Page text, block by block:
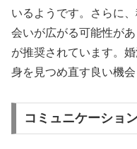
いるようです。さらに
会いが広がる可能性が
が推奨されています。
身を見つめ直す良い機
コミュニケーショ